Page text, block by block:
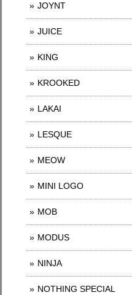
JOYNT
JUICE
KING
KROOKED
LAKAI
LESQUE
MEOW
MINI LOGO
MOB
MODUS
NINJA
NOTHING SPECIAL